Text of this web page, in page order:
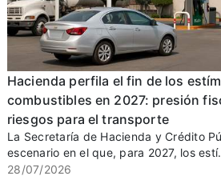
Hacienda perfila el fin de los
combustibles en 2027: presión
riesgos para el transporte
La Secretaría de Hacienda y Crédito
escenario en el que, para 2027, los
28/07/2026